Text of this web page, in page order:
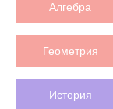
Алгебра
Геометрия
История